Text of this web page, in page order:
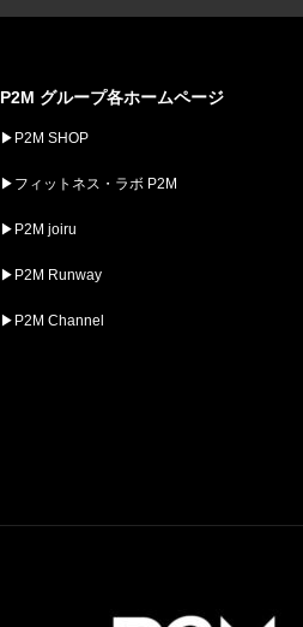
P2M グループ各ホームページ
▶︎P2M SHOP
▶︎フィットネス・ラボ P2M
▶︎P2M joiru
▶︎P2M Runway
▶︎P2M Channel